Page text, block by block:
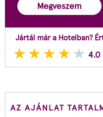
Megveszem
Jártál már a Hotelban?
4.0
AZ AJÁNLAT